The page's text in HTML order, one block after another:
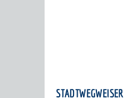
STADTWEGWEISER